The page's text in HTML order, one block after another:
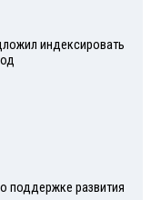
индексировать
поддержке развития